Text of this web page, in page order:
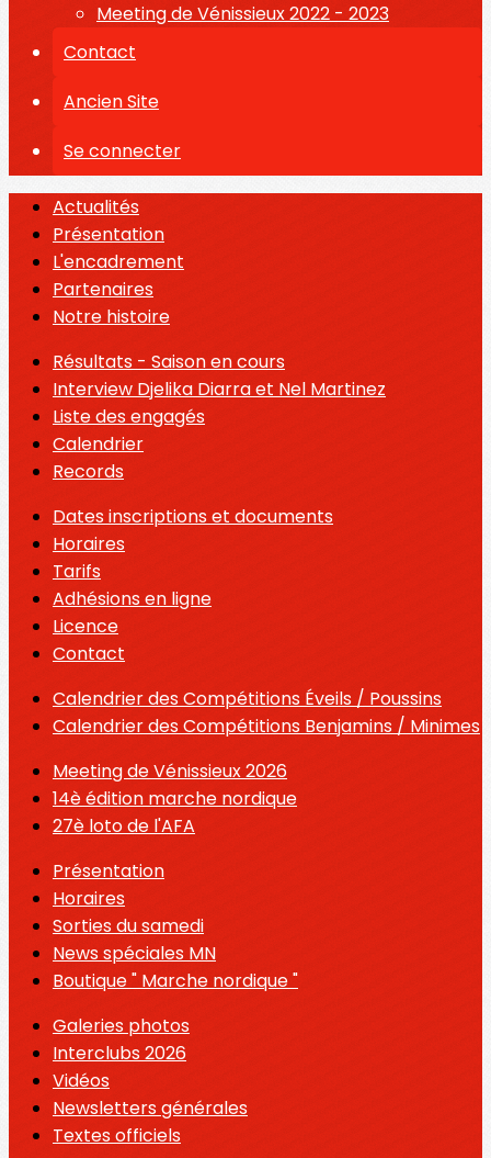
Meeting de Vénissieux 2022 - 2023
Contact
Ancien Site
Se connecter
Actualités
Présentation
L'encadrement
Partenaires
Notre histoire
Résultats - Saison en cours
Interview Djelika Diarra et Nel Martinez
Liste des engagés
Calendrier
Records
Dates inscriptions et documents
Horaires
Tarifs
Adhésions en ligne
Licence
Contact
Calendrier des Compétitions Éveils / Poussins
Calendrier des Compétitions Benjamins / Minimes
Meeting de Vénissieux 2026
14è édition marche nordique
27è loto de l'AFA
Présentation
Horaires
Sorties du samedi
News spéciales MN
Boutique " Marche nordique "
Galeries photos
Interclubs 2026
Vidéos
Newsletters générales
Textes officiels